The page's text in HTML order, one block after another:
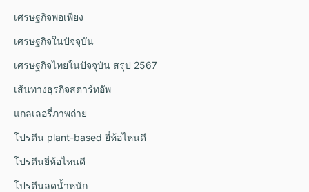
เศรษฐกิจพอเพียง
เศรษฐกิจในปัจจุบัน
เศรษฐกิจไทยในปัจจุบัน สรุป 2567
เส้นทางธุรกิจสตาร์ทอัพ
แกลเลอรี่ภาพถ่าย
โปรตีน plant-based ยี่ห้อไหนดี
โปรตีนยี่ห้อไหนดี
โปรตีนลดน้ำหนัก